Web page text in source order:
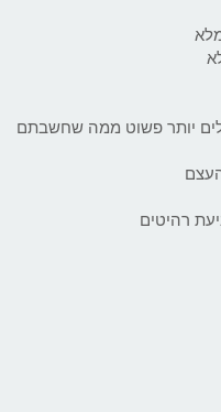
יותר פשוט ממה שחשבתם
רהיטים